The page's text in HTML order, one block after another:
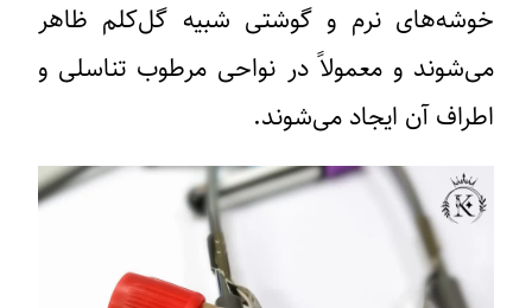
خوشه‌های نرم و گوشتی شبیه گل‌کلم ظاهر
می‌شوند و معمولاً در نواحی مرطوب تناسلی و
اطراف آن ایجاد می‌شوند.